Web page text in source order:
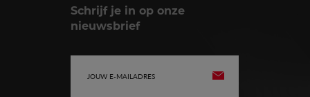
Schrijf je in op onze
nieuwsbrief
mailadres
VERZENDEN